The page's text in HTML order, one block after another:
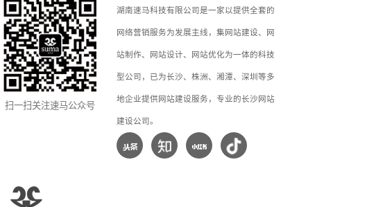
扫一扫关注速马公众号
湖南速马科技有限公司是一家以提供全套的
网络营销服务为发展主线，集网站建设、网
站制作、网站设计、网站优化为一体的科技
型公司，已为长沙、株洲、湘潭、深圳等多
地企业提供网站建设服务，专业的长沙网站
建设公司。